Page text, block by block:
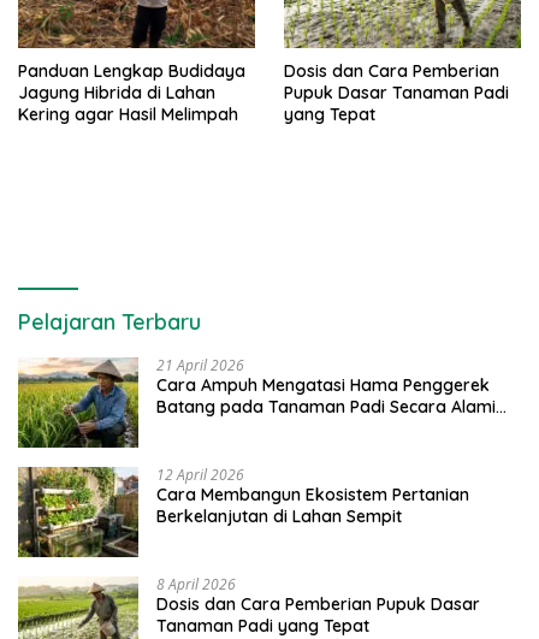
Panduan Lengkap Budidaya
Jagung Hibrida di Lahan
Kering agar Hasil Melimpah
Dosis dan Cara Pemberian
Pupuk Dasar Tanaman Padi
yang Tepat
Pelajaran Terbaru
21 April 2026
Cara Ampuh Mengatasi Hama Penggerek
Batang pada Tanaman Padi Secara Alami
12 April 2026
Cara Membangun Ekosistem Pertanian
Berkelanjutan di Lahan Sempit
8 April 2026
Dosis dan Cara Pemberian Pupuk Dasar
Tanaman Padi yang Tepat